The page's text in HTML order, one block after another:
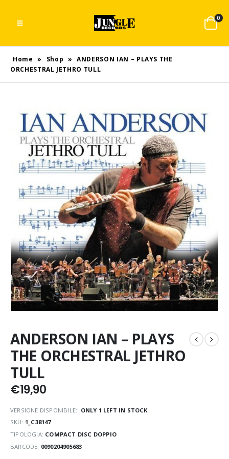
0
Home » Shop » ANDERSON IAN – PLAYS THE
ORCHESTRAL JETHRO TULL
ANDERSON IAN – PLAYS
THE ORCHESTRAL JETHRO
TULL
€19,90
VERSIONE DISPONIBILE:: ONLY 1 LEFT IN STOCK
SKU: 1_C38147
TIPOLOGIA: COMPACT DISC DOPPIO
BARCODE: 0090204905683